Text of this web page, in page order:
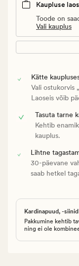
Kaupluse
Toode on
Vali kauplus
Kätte
Vali ostukorvis
Laoseis võib
Tasuta tarne
Kehtib
kauplus.
Lihtne
30-päevane
saab hetkel
Kardinapuud, -
Pakkumine kehtib
ning ei ole